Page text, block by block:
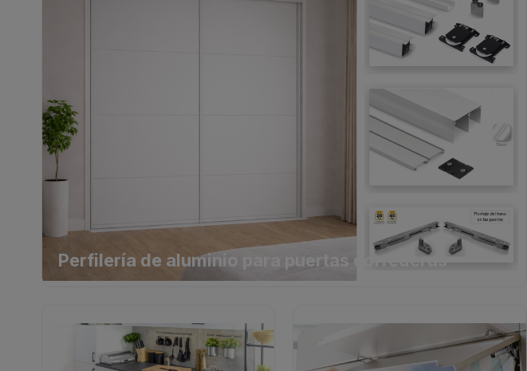
Perfilería de aluminio para puertas correderas